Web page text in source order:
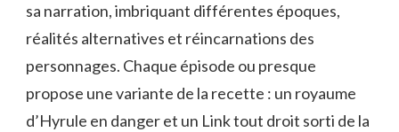
sa narration, imbriquant différentes époques,
réalités alternatives et réincarnations des
personnages. Chaque épisode ou presque
propose une variante de la recette : un royaume
d’Hyrule en danger et un Link tout droit sorti de la